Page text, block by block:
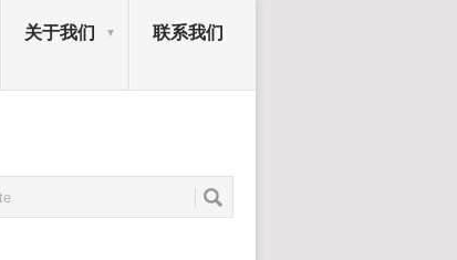
关于我们 联系我们